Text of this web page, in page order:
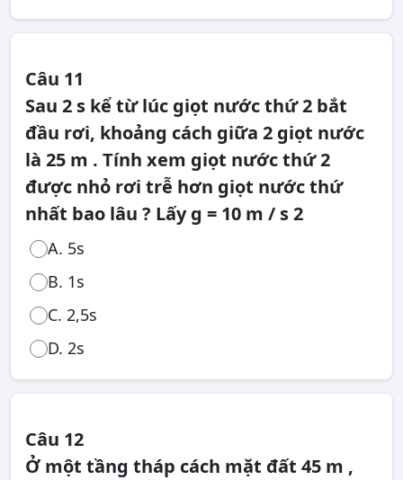
Câu 11
Sau 2 s kể từ lúc giọt nước thứ 2 bắt
đầu rơi, khoảng cách giữa 2 giọt nước
là 25 m . Tính xem giọt nước thứ 2
được nhỏ rơi trễ hơn giọt nước thứ
nhất bao lâu ? Lấy g = 10 m / s 2
A. 5s
B. 1s
C. 2,5s
D. 2s
Câu 12
Ở một tầng tháp cách mặt đất 45 m ,